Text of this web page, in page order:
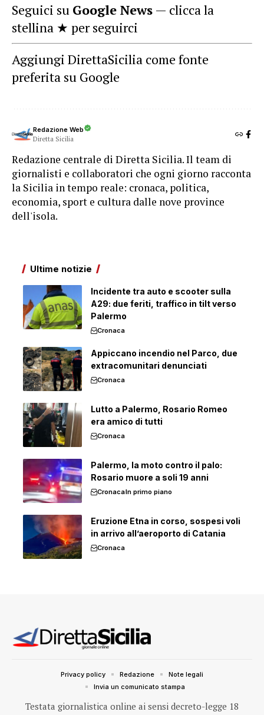
Seguici su Google News — clicca la
stellina ★ per seguirci
Aggiungi DirettaSicilia come fonte
preferita su Google
Redazione Web
Diretta Sicilia
Redazione centrale di Diretta Sicilia. Il team di
giornalisti e collaboratori che ogni giorno racconta
la Sicilia in tempo reale: cronaca, politica,
economia, sport e cultura dalle nove province
dell'isola.
Ultime notizie
Incidente tra auto e scooter sulla
A29: due feriti, traffico in tilt verso
Palermo
Cronaca
Appiccano incendio nel Parco, due
extracomunitari denunciati
Cronaca
Lutto a Palermo, Rosario Romeo
era amico di tutti
Cronaca
Palermo, la moto contro il palo:
Rosario muore a soli 19 anni
CronacaIn primo piano
Eruzione Etna in corso, sospesi voli
in arrivo all’aeroporto di Catania
Cronaca
Testata giornalistica online ai sensi decreto-legge 18
Privacy policy Redazione
Note legali
Invia un comunicato stampa